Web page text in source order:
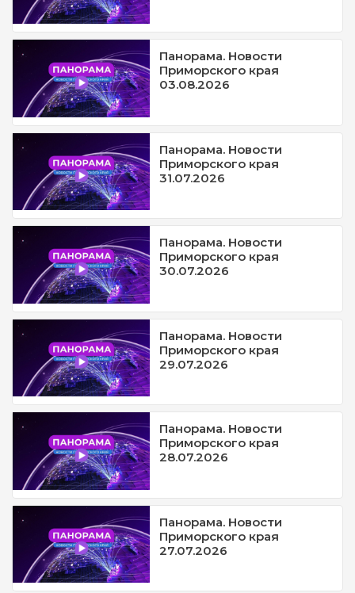
Панорама. Новости
Приморского края
03.08.2026
Панорама. Новости
Приморского края
31.07.2026
Панорама. Новости
Приморского края
30.07.2026
Панорама. Новости
Приморского края
29.07.2026
Панорама. Новости
Приморского края
28.07.2026
Панорама. Новости
Приморского края
27.07.2026